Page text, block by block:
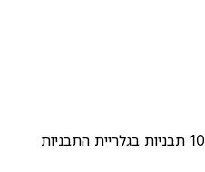
בגלריית התבניות